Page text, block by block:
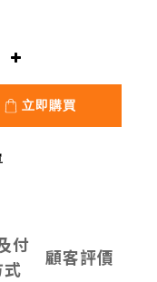
立即購買
付
顧客評價